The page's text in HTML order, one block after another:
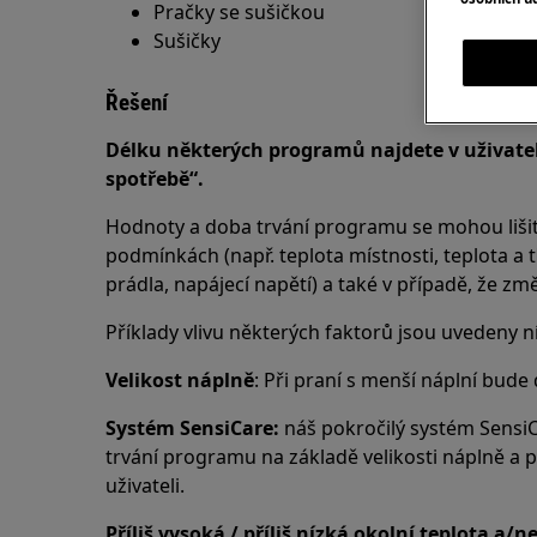
Pračky se sušičkou
Sušičky
Řešení
Délku některých programů najdete v
spotřebě“.
Hodnoty a doba trvání programu se mohou
podmínkách (např. teplota místnosti, teplota a
prádla, napájecí napětí) a také v případě, že
Příklady vlivu některých faktorů jsou uvedeny
Velikost náplně: Při praní s menší náplní
Systém SensiCare: náš pokročilý systém
trvání programu na základě velikosti náplně a
uživateli.